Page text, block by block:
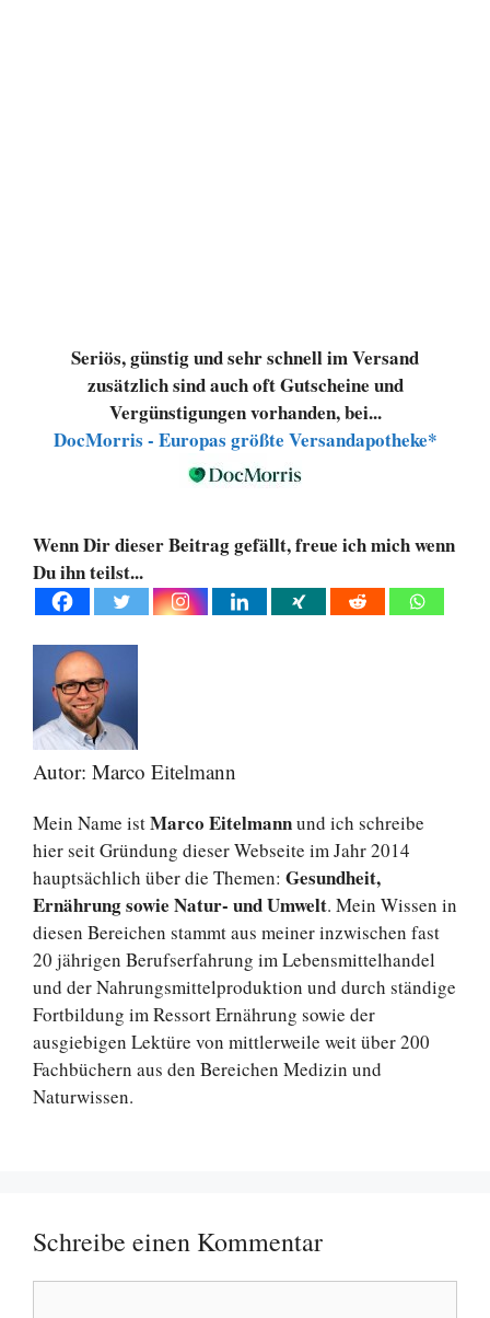
Seriös, günstig und sehr schnell im Versand
zusätzlich sind auch oft Gutscheine und
Vergünstigungen vorhanden, bei...
DocMorris - Europas größte Versandapotheke*
Wenn Dir dieser Beitrag gefällt, freue ich mich wenn
Du ihn teilst...
Autor: Marco Eitelmann
Mein Name istMarco Eitelmannund ich schreibe
hier seit Gründung dieser Webseite im Jahr 2014
hauptsächlich über die Themen: Gesundheit,
Ernährung sowie Natur- und Umwelt. Mein Wissen in
diesen Bereichen stammt aus meiner inzwischen fast
20 jährigen Berufserfahrung im Lebensmittelhandel
und der Nahrungsmittelproduktion und durch ständige
Fortbildung im Ressort Ernährung sowie der
ausgiebigen Lektüre von mittlerweile weit über 200
Fachbüchern aus den Bereichen Medizin und
Naturwissen.
Schreibe einen Kommentar